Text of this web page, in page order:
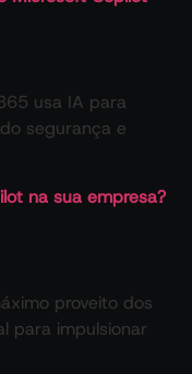
usa IA para
segurança e
na sua empresa?
proveito dos
para impulsionar